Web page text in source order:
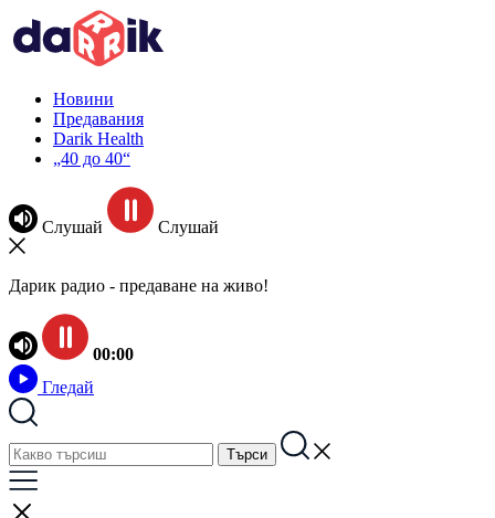
Новини
Предавания
Darik Health
„40 до 40“
Слушай Слушай
Дарик радио - предаване на живо!
00:00
Гледай